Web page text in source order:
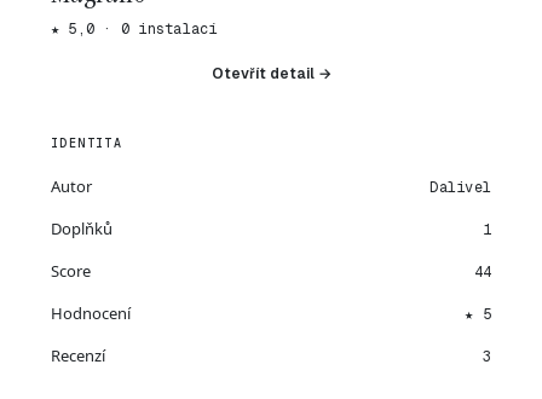
★ 5,0 · 0 instalací
Otevřít detail →
IDENTITA
Autor Dalivel
Doplňků 1
Score 44
Hodnocení ★ 5
Recenzí 3